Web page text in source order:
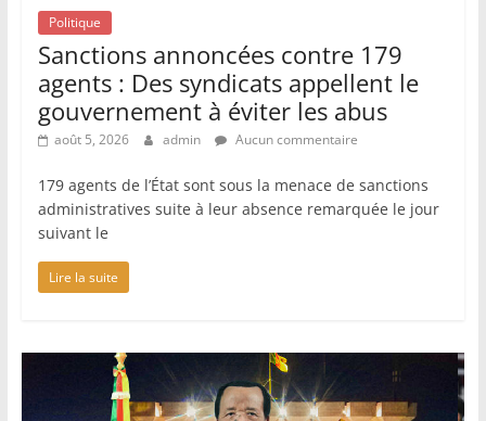
Politique
Sanctions annoncées contre 179
agents : Des syndicats appellent le
gouvernement à éviter les abus
août 5, 2026 admin Aucun commentaire
179 agents de l’État sont sous la menace de sanctions
administratives suite à leur absence remarquée le jour
suivant le
Lire la suite